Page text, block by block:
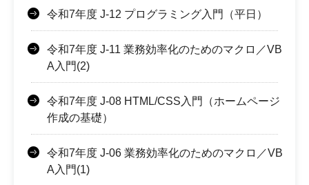
令和7年度 J-12 プログラミング入門（平日）
令和7年度 J-11 業務効率化のためのマクロ／VB
A入門(2)
令和7年度 J-08 HTML/CSS入門（ホームページ
作成の基礎）
令和7年度 J-06 業務効率化のためのマクロ／VB
A入門(1)